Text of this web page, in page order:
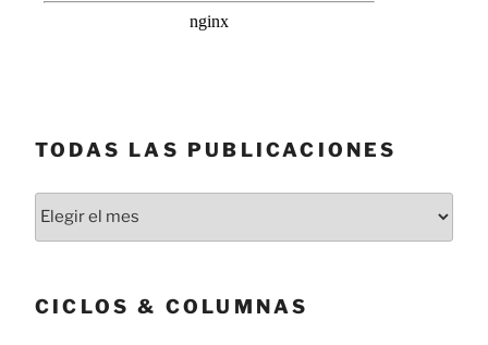
TODAS LAS PUBLICACIONES
Todas
CICLOS & COLUMNAS